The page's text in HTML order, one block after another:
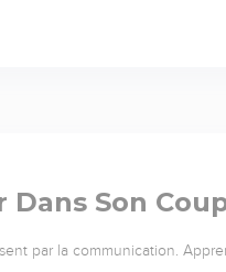
Dans Son
par la communication.